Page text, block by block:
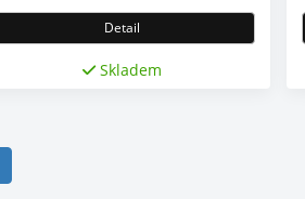
Detail
Skladem